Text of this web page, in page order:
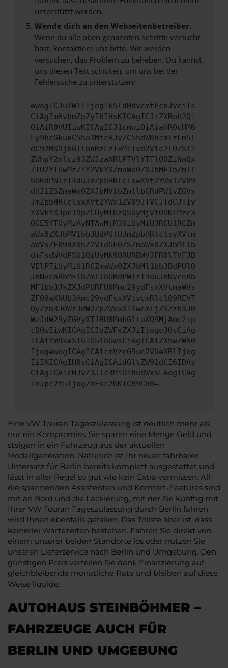
unterstützt werden.
Wende dich an den Webseitenbetreiber.
Wenn du alle oben genannten Schritte versucht
hast, kontaktiere uns bitte. Wir werden
versuchen, das Problem zu beheben. Du kannst
uns diesen Text schicken, um uns bei der
Fehlersuche zu unterstützen:
ewogICJuYW1lIjogIk5ldHdvcmtFcnJvciIs
CiAgImNvbmZpZyI6IHsKICAgICJtZXRob2Qi
OiAiR0VUIiwKICAgICJ1cmwiOiAiaHR0cHM6
Ly9hcGkueC5ha3MtcHJvZC5hdWRhcmlzLm5l
dC92MS9jbGllbnRzLzIxMTIvd2Vic2l0ZS12
ZWhpY2xlcz93ZWJzaXRlPTVlYTFlODZiNmQx
ZTU2YTUwMzZiY2VkYSZmaWx0ZXJbMF1bZmll
bGRdPWlzT3duJmZpbHRlclswXVt2YWx1ZV09
dHJ1ZSZmaWx0ZXJbMV1bZmllbGRdPW1vZGVs
JmZpbHRlclsxXVt2YWx1ZV09JTVCJTdCJTIy
YXVkYXJpc19pZCUyMiUzQSUyMjViODNlMzc3
OGE5YTUyMzAyNTAwMjM3YiUyMiU3RCU1RCZm
aWx0ZXJbMV1bb3BdPUlOJmZpbHRlclsyXVtm
aWVsZF09dXNhZ2VTdGF0ZSZmaWx0ZXJbMl1b
dmFsdWVdPSU1QiUyMk9ORURBWVJFR0lTVFJB
VElPTiUyMiU1RCZmaWx0ZXJbMl1bb3BdPUlO
JnNvcnRbMF1bZmllbGRdPWlzT3duJnNvcnRb
MF1bb3JkZXJdPURFU0Mmc29ydFsxXVtmaWVs
ZF09aXNUb3Amc29ydFsxXVtvcmRlcl09REVT
QyZzb3J0WzJdW2ZpZWxkXT1wcmljZSZzb3J0
WzJdW29yZGVyXT1BU0MmbGltaXQ9MjAmc2tp
cD0wIiwKICAgICJoZWFkZXJzIjoge30sCiAg
ICAiYm9keSI6IG51bGwsCiAgICAiZXhwZWN0
IjogewogICAgICAicmVzcG9uc2VUeXBlIjog
IiIKICAgIH0sCiAgICAidGltZW91dCI6IDAs
CiAgICAicHJvZ3Jlc3MiOiBudWxsLAogICAg
InJpc2t5IjogZmFsc2UKICB9Cn0=
Eine VW Touran Tageszulassung ist deutlich mehr als
nur ein Kompromiss. Sie sparen eine Menge Geld und
steigen in ein Fahrzeug aus der aktuellen
Modellgeneration. Natürlich ist Ihr neuer fahrbarer
Untersatz für Berlin bereits komplett ausgestattet und
lässt in aller Regel so gut wie kein Extra vermissen. All
die spannenden Assistenten und Komfort-Features sind
mit an Bord und die Lackierung, mit der Sie künftig mit
Ihrer VW Touran Tageszulassung durch Berlin fahren,
wird Ihnen ebenfalls gefallen. Das Tollste aber ist, dass
keinerlei Wartezeiten bestehen. Fahren Sie direkt von
einem unserer beiden Standorte los oder nutzen Sie
unseren Lieferservice nach Berlin und Umgebung. Den
günstigen Preis verteilen Sie dank Finanzierung auf
gleichbleibende monatliche Rate und bleiben auf diese
Weise liquide.
AUTOHAUS STEINBÖHMER –
FAHRZEUGE AUCH FÜR
BERLIN UND UMGEBUNG